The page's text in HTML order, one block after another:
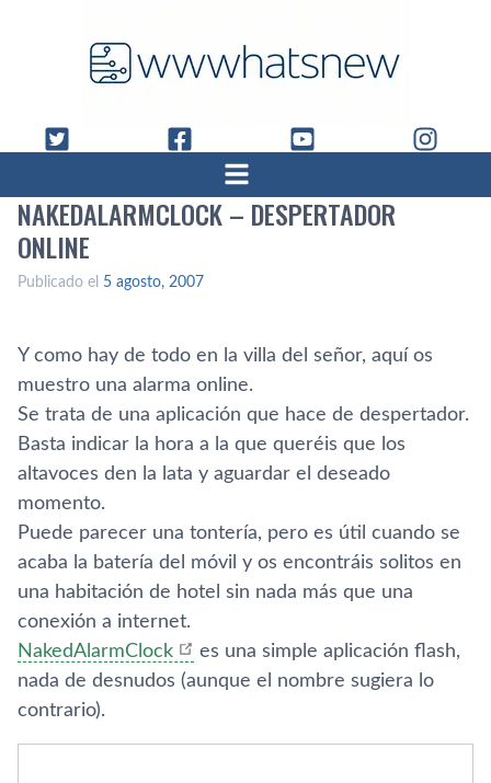
NAKEDALARMCLOCK – DESPERTADOR
ONLINE
Publicado el 5 agosto, 2007
Y como hay de todo en la villa del señor, aquí­ os
muestro una alarma online.
Se trata de una aplicación que hace de despertador.
Basta indicar la hora a la que queréis que los
altavoces den la lata y aguardar el deseado
momento.
Puede parecer una tonterí­a, pero es útil cuando se
acaba la baterí­a del móvil y os encontráis solitos en
una habitación de hotel sin nada más que una
conexión a internet.
NakedAlarmClock
es una simple aplicación flash,
nada de desnudos (aunque el nombre sugiera lo
contrario).